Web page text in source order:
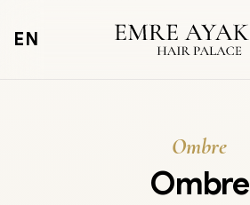
EN
Ombre
Ombre